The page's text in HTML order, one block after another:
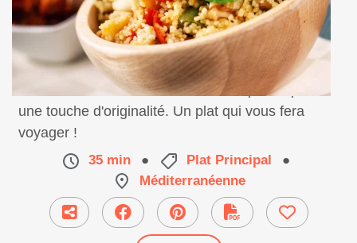
Testez la recette du taboulé version poulet pour
une touche d'originalité. Un plat qui vous fera
voyager !
35 min ● Plat Principal
●
Méditerranéenne